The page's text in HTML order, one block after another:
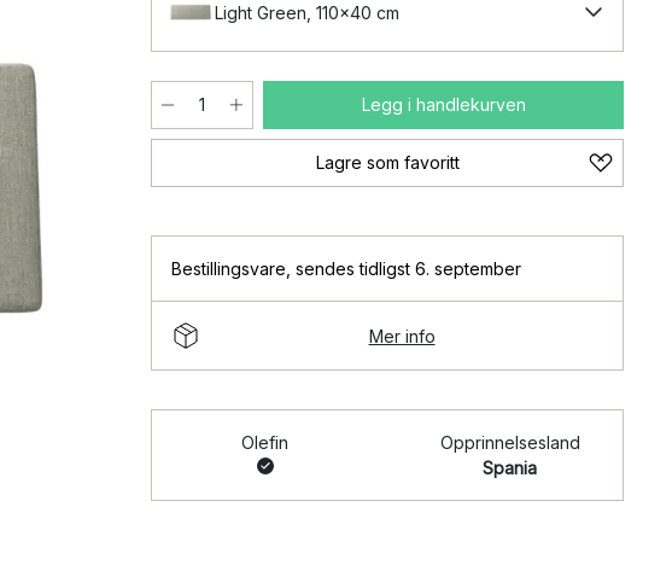
Light Green, 110x40 cm
Legg i handlekurven
Lagre som favoritt
Bestillingsvare sendes tidligst 6. september
Mer info
Olefin
Opprinnelsesland
Spania